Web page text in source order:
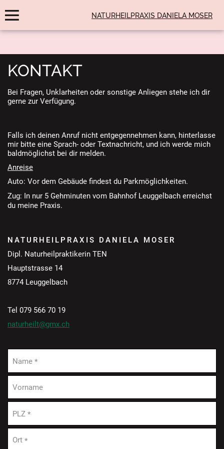
NATURHEILPRAXIS DANIELA MOSER
KONTAKT
Bei Fragen, Unklarheiten oder sonstige Anliegen stehe ich dir
gerne zur Verfügung.
Falls ich deinen Anruf nicht entgegennehmen kann, hinterlasse
mir bitte eine Sprach- oder Textnachricht, und ich werde mich
baldmöglichst bei dir melden.
Anreise
Auto: Vor dem Gebäude findest du Parkmöglichkeiten.
Zug: In nur 5 Gehminuten vom Bahnhof Leuggelbach erreichst
du meine Praxis.
NATURHEILPRAXIS DANIELA MOSER
Dipl. Naturheilpraktikerin TEN
Hauptstrasse 14
8774 Leuggelbach
Tel 079 566 70 19
naturheilt@gmx.ch
Name *
Vorname
PLZ *
Ort *